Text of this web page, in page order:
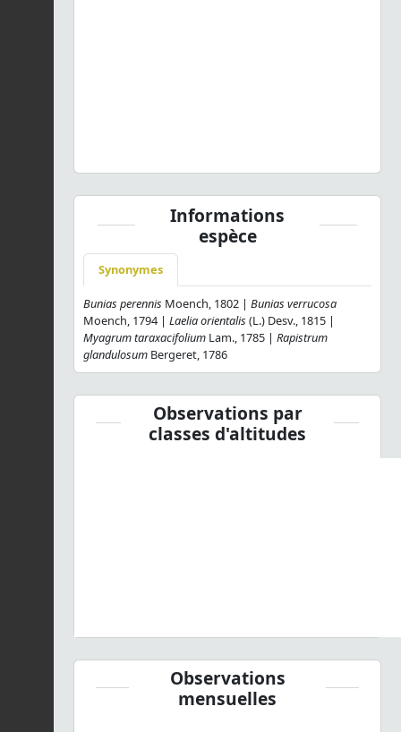
Informations
espèce
Synonymes
Bunias perennis Moench, 1802 | Bunias verrucosa
Moench, 1794 | Laelia orientalis (L.) Desv., 1815 |
Myagrum taraxacifolium Lam., 1785 | Rapistrum
glandulosum Bergeret, 1786
Observations par
classes d'altitudes
Observations
mensuelles